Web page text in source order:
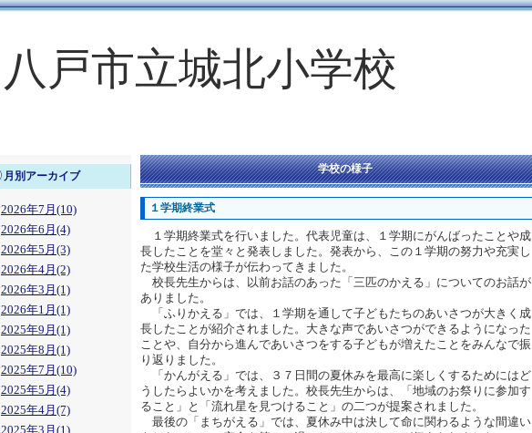
八戸市立城北小学校
月別アーカイブ
2026年7月(10)
2026年6月(4)
2026年5月(3)
2026年4月(2)
2026年3月(1)
2026年1月(1)
2025年9月(1)
2025年8月(1)
2025年7月(10)
2025年5月(4)
2025年4月(7)
2025年3月(1)
学校の様子
１学期終業式
１学期終業式を行いました。代表児童は、１学期にがんばったことや成
長したことを堂々と発表しました。発表から、この１学期の努力や充実し
た学校生活の様子が伝わってきました。
校長先生からは、以前お話のあった「三匹のかえる」についてのお話が
ありました。
「ふりかえる」では、１学期を通して子どもたちのあいさつが大きく成
長したことが紹介されました。大きな声であいさつができるようになった
ことや、自分から進んであいさつをする子どもが増えたことをみんなで振
り返りました。
「かんがえる」では、３７日間の夏休みを最高に楽しくするためにはど
うしたらよいかを考えました。校長先生からは、「地域のお祭りに参加す
ること」と「流れ星を見つけること」の二つが提案されました。
最後の「まちがえる」では、夏休み中は決して命に関わるような間違い